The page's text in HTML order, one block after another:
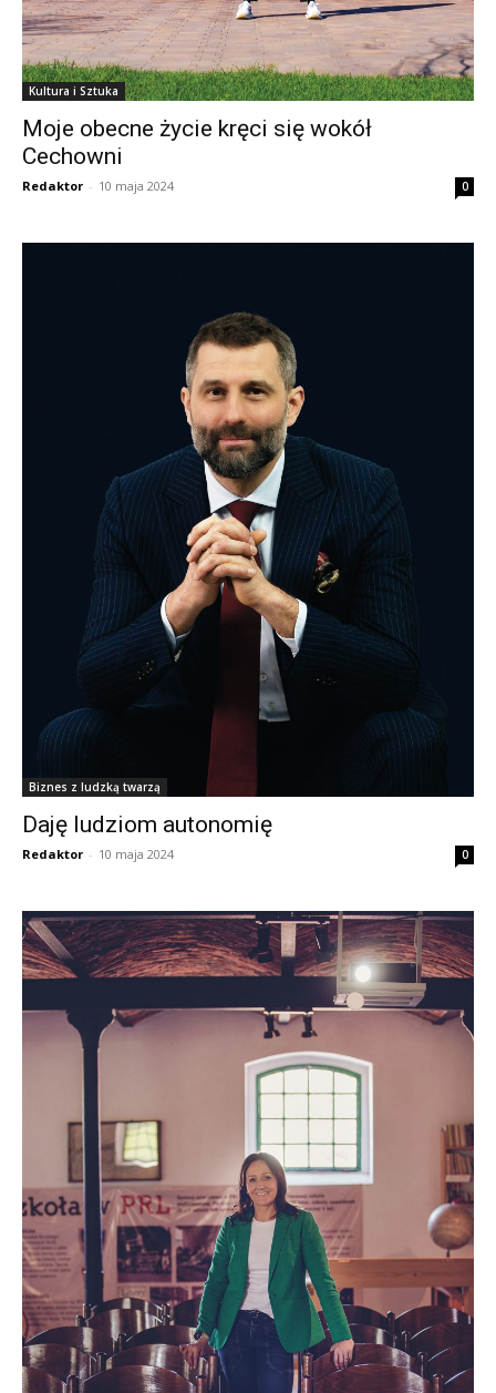
Kultura i Sztuka
Moje obecne życie kręci się wokół
Cechowni
Redaktor - 10 maja 2024 0
Biznes z ludzką twarzą
Daję ludziom autonomię
Redaktor - 10 maja 2024 0